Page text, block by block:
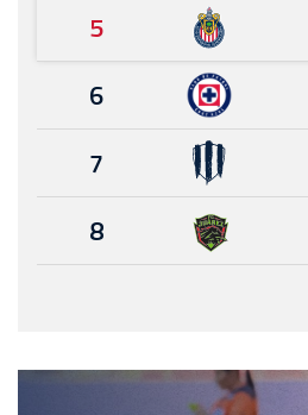
5
6
7
8